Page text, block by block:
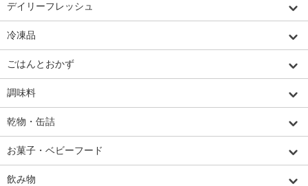
デイリーフレッシュ
冷凍品
ごはんとおかず
調味料
乾物・缶詰
お菓子・ベビーフード
飲み物